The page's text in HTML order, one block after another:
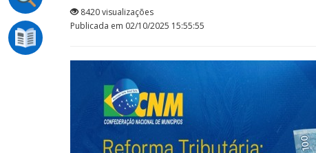
8420 visualizações
Publicada em 02/10/2025 15:55:55